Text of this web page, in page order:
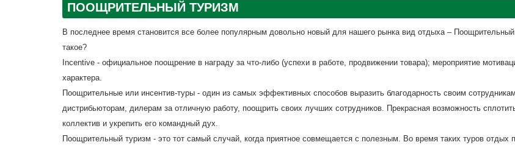
ПООЩРИТЕЛЬНЫЙ ТУРИЗМ
В последнее время становится все более популярным довольно новый для нашего рынка вид отдыха –
такое?
Incentive - официальное поощрение в награду за что-либо (успехи в работе, продвижении товара); мероприятие
характера.
Поощрительные или инсентив-туры - один из самых эффективных способов выразить благодарность своим
дистрибьюторам, дилерам за отличную работу, поощрить своих лучших сотрудников. Прекрасная возможность
коллектив и укрепить его командный дух.
Поощрительный туризм - это тот самый случай, когда приятное совмещается с полезным. Во время таких туров отдых